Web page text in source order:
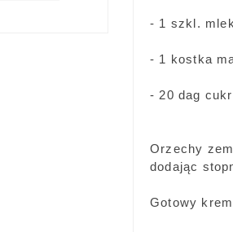
- 1 szkl.
- 1 kostka
- 20 dag
Orzechy
dodając
Gotowy